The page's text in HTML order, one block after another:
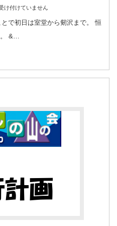
け付けていません
で初日は室堂から剱沢まで。 恒
。 &…